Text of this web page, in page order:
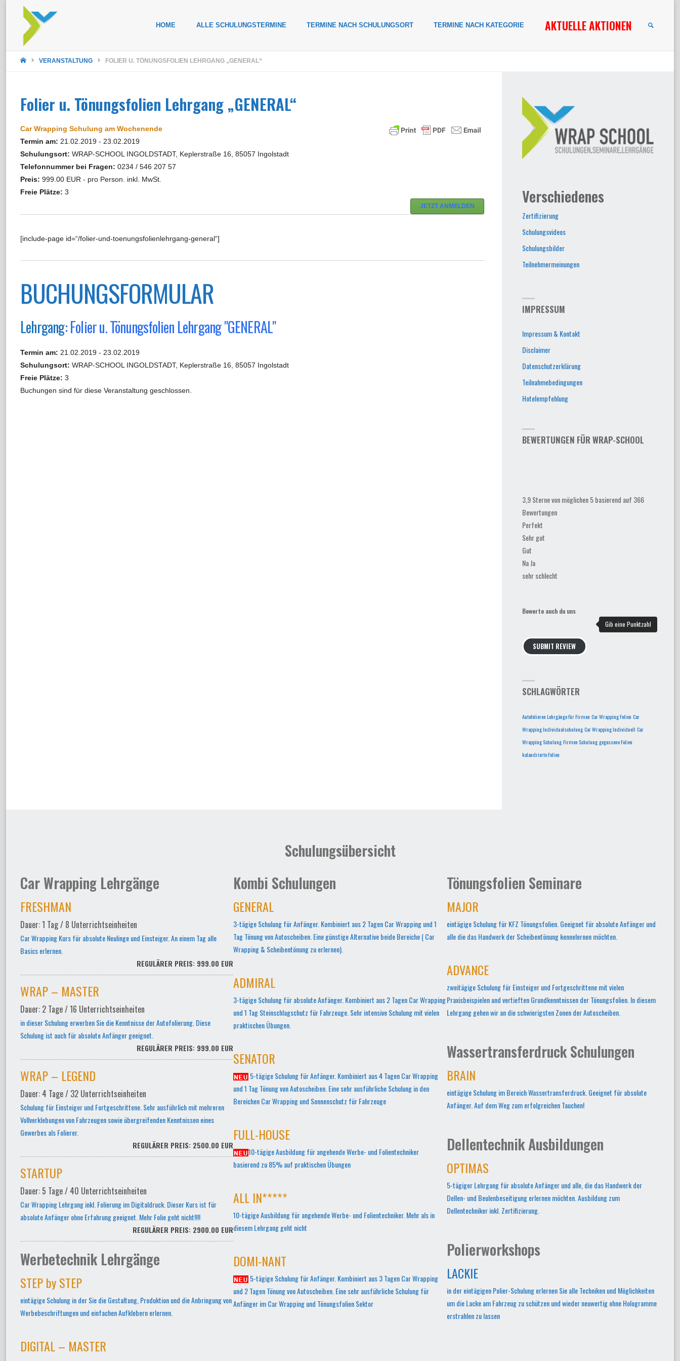
springen
HOME ALLE SCHULUNGSTERMINE TERMINE NACH SCHULUNGSORT TERMINE NACH KATEGORIE AKTUELLE AKTIONEN
STARTSEITE
VERANSTALTUNG FOLIER U. TÖNUNGSFOLIEN LEHRGANG „GENERAL“
Folier u. Tönungsfolien Lehrgang „GENERAL“
Car Wrapping Schulung am Wochenende
Termin am: 21.02.2019 - 23.02.2019
Schulungsort: WRAP-SCHOOL INGOLDSTADT, Keplerstraße 16, 85057 Ingolstadt
Telefonnummer bei Fragen: 0234 / 546 207 57
Preis: 999.00 EUR - pro Person. inkl. MwSt.
Freie Plätze: 3
JETZT ANMELDEN
[include-page id=“/folier-und-toenungsfolienlehrgang-general“]
BUCHUNGSFORMULAR
Lehrgang:Folier u. Tönungsfolien Lehrgang "GENERAL"
Termin am: 21.02.2019 - 23.02.2019
Schulungsort: WRAP-SCHOOL INGOLDSTADT, Keplerstraße 16, 85057 Ingolstadt
Freie Plätze: 3
Buchungen sind für diese Veranstaltung geschlossen.
Verschiedenes
Zertifizierung
Schulungsvideos
Schulungsbilder
Teilnehmermeinungen
IMPRESSUM
Impressum & Kontakt
Disclaimer
Datenschutzerklärung
Teilnahmebedingungen
Hotelempfehlung
BEWERTUNGEN FÜR WRAP-SCHOOL
3,9 Sterne von möglichen 5 basierend auf 366
Bewertungen
Perfekt
Sehr gut
Gut
Na Ja
sehr schlecht
Bewerte auch du uns
SUBMIT REVIEW
SCHLAGWÖRTER
Autofolieren Lehrgänge für Firmen Car Wrapping Folien Car
Wrapping Individualschulung Car Wrapping Individuell Car
Wrapping Schulung Firmen Schulung gegossene Folien
kalandrierte Folien
Schulungsübersicht
Car Wrapping Lehrgänge
FRESHMAN
Dauer: 1 Tag / 8 Unterrichtseinheiten
Car Wrapping Kurs für absolute Neulinge und Einsteiger. An einem Tag alle
Basics erlernen.
REGULÄRER PREIS: 999.00 EUR
WRAP – MASTER
Dauer: 2 Tage / 16 Unterrichtseinheiten
in dieser Schulung erwerben Sie die Kenntnisse der Autofolierung. Diese
Schulung ist auch für absolute Anfänger geeignet.
REGULÄRER PREIS: 999.00 EUR
WRAP – LEGEND
Dauer: 4 Tage / 32 Unterrichtseinheiten
Schulung für Einsteiger und Fortgeschrittene. Sehr ausführlich mit mehreren
Vollverklebungen von Fahrzeugen sowie übergreifenden Kenntnissen eines
Gewerbes als Folierer.
REGULÄRER PREIS: 2500.00 EUR
STARTUP
Dauer: 5 Tage / 40 Unterrichtseinheiten
Car Wrapping Lehrgang inkl. Folierung im Digitaldruck. Dieser Kurs ist für
absolute Anfänger ohne Erfahrung geeignet. Mehr Folie geht nicht!!!!
REGULÄRER PREIS: 2900.00 EUR
Werbetechnik Lehrgänge
STEP by STEP
eintägige Schulung in der Sie die Gestaltung, Produktion und die Anbringung von
Werbebeschriftungen und einfachen Aufklebern erlernen.
DIGITAL – MASTER
Kombi Schulungen
GENERAL
3-tägige Schulung für Anfänger. Kombiniert aus 2 Tagen Car Wrapping und 1
Tag Tönung von Autoscheiben. Eine günstige Alternative beide Bereiche ( Car
Wrapping & Scheibentönung zu erlernen).
ADMIRAL
3-tägige Schulung für absolute Anfänger. Kombiniert aus 2 Tagen Car Wrapping
und 1 Tag Steinschlagschutz für Fahrzeuge. Sehr intensive Schulung mit vielen
praktischen Übungen.
SENATOR
5-tägige Schulung für Anfänger. Kombiniert aus 4 Tagen Car Wrapping
und 1 Tag Tönung von Autoscheiben. Eine sehr ausführliche Schulung in den
Bereichen Car Wrapping und Sonnenschutz für Fahrzeuge
FULL-HOUSE
10-tägige Ausbildung für angehende Werbe- und Folientechniker
basierend zu 85% auf praktischen Übungen
ALL IN*****
10-tägige Ausbildung für angehende Werbe- und Folientechniker. Mehr als in
diesem Lehrgang geht nicht
DOMI-NANT
5-tägige Schulung für Anfänger. Kombiniert aus 3 Tagen Car Wrapping
und 2 Tagen Tönung von Autoscheiben. Eine sehr ausführliche Schulung für
Anfänger im Car Wrapping und Tönungsfolien Sektor
Tönungsfolien Seminare
MAJOR
eintägige Schulung für KFZ Tönungsfolien. Geeignet für absolute Anfänger und
alle die das Handwerk der Scheibentönung kennelernen möchten.
ADVANCE
zweitägige Schulung für Einsteiger und Fortgeschrittene mit vielen
Praxisbeispielen und vertieften Grundkenntnissen der Tönungsfolien. In diesem
Lehrgang gehen wir an die schwierigsten Zonen der Autoscheiben.
Wassertransferdruck Schulungen
BRAIN
eintägige Schulung im Bereich Wassertransferdruck. Geeignet für absolute
Anfänger. Auf dem Weg zum erfolgreichen Tauchen!
Dellentechnik Ausbildungen
OPTIMAS
5-tägiger Lehrgang für absolute Anfänger und alle, die das Handwerk der
Dellen- und Beulenbeseitigung erlernen möchten. Ausbildung zum
Dellentechniker inkl. Zertifizierung.
Polierworkshops
LACKIE
in der eintägigen Polier-Schulung erlernen Sie alle Techniken und Möglichkeiten
um die Lacke am Fahrzeug zu schützen und wieder neuwertig ohne Hologramme
erstrahlen zu lassen